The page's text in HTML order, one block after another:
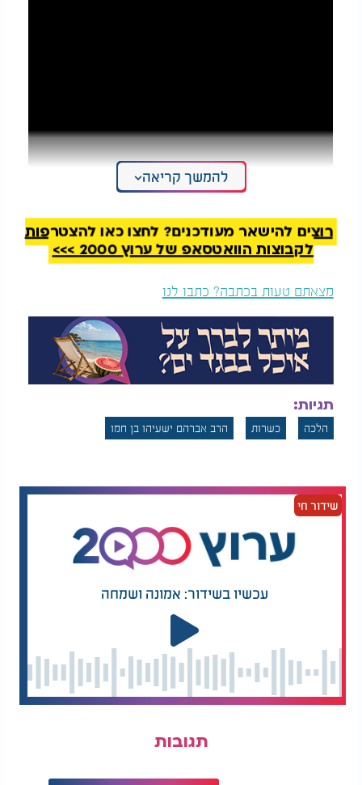
טסים לחו"ל? אל תישארו רעבים: כיצד נשמור כשרות
להמשך קריאה
רוצים להישאר מעודכנים? לחצו כאן להצטרפות
לקבוצות הוואטסאפ של ערוץ 2000 >>>
מצאתם טעות בכתבה? כתבו לנו
תגיות:
הלכה כשרות הרב אברהם ישעיהו בן חמו
שידור חי
עכשיו בשידור: אמונה ושמחה
תגובות